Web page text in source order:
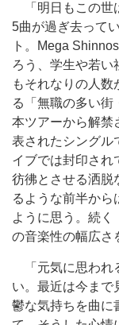
「明日もこの世
5曲が過ぎ去って
ト。Mega
ろう、学生や若い
もそれなりの人
る「無職の多い街
本ツアーから解禁
表されたシングル
イブでは封印され
彷彿とさせる洒脱
るような前半から
ように思う。続
の音楽性の幅広さ
「元気に思われ
い。最近は今まで
鬱な気持ちを曲に